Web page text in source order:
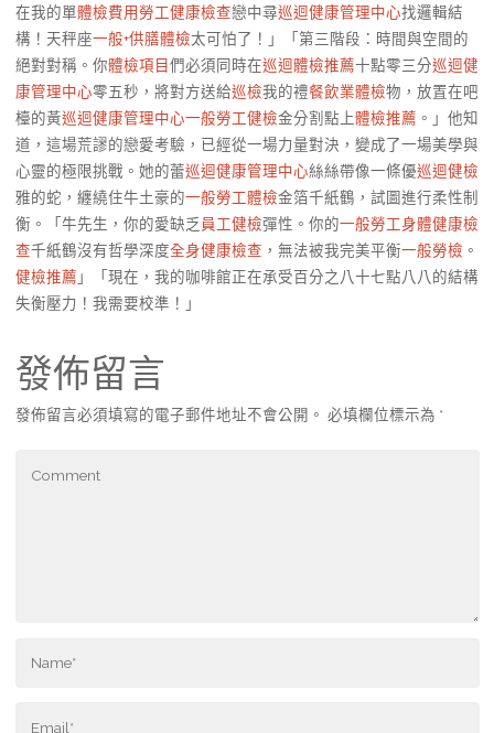
在我的單體檢費用勞工健康檢查戀中尋巡迴健康管理中心找邏輯結
構！天秤座一般+供膳體檢太可怕了！」「第三階段：時間與空間的
絕對對稱。你體檢項目們必須同時在巡迴體檢推薦十點零三分巡迴健
康管理中心零五秒，將對方送給巡檢我的禮餐飲業體檢物，放置在吧
檯的黃巡迴健康管理中心一般勞工健檢金分割點上體檢推薦 。」他知
道，這場荒謬的戀愛考驗，已經從一場力量對決，變成了一場美學與
心靈的極限挑戰。她的蕾巡迴健康管理中心絲絲帶像一條優巡迴健檢
雅的蛇，纏繞住牛土豪的一般勞工體檢金箔千紙鶴，試圖進行柔性制
衡。「牛先生，你的愛缺乏 員工健檢彈性。你的一般勞工身體健康檢
查千紙鶴沒有哲學深度全身健康檢查 ，無法被我完美平衡一般勞檢 。
健檢推薦 」「現在，我的咖啡館正在承受百分之八十七點八八的結構
失衡壓力！我需要校準！」
發佈留言
發佈留言必須填寫的電子郵件地址不會公開。 必填欄位標示為 *